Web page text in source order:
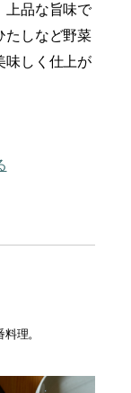
上品な旨味で
たしなど野菜
味しく仕上が
理。